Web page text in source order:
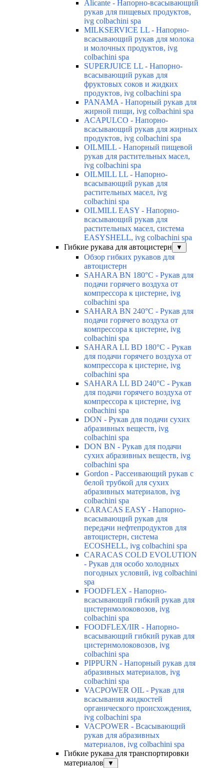
Alicante - Напорно-всасывающий
рукав для пищевых продуктов,
ivg colbachini spa
MILKSERVICE LL - Напорно-
всасывающий рукав для молока
и молочных продуктов, ivg
colbachini spa
SUPERJUICE LL - Напорно-
всасывающий рукав для
фруктовых соков и жидких
продуктов, ivg colbachini spa
PANAMA - Напорный рукав для
жирной пищи, ivg colbachini spa
ACAPULCO - Напорно-
всасывающий рукав для жирных
продуктов, ivg colbachini spa
OILMILL - Напорный пищевой
рукав для растительных масел,
ivg colbachini spa
OILMILL LL - Напорно-
всасывающий рукав для
растительных масел, ivg
colbachini spa
OILMILL EASY - Напорно-
всасывающий рукав для
растительных масел, система
EASYSHELL, ivg colbachini spa
Гибкие рукава для автоцистерн
▼
Обзор гибких рукавов для
автоцистерн
SAHARA BN 180°C - Рукав для
подачи горячего воздуха от
компрессора к цистерне, ivg
colbachini spa
SAHARA BN 240°C - Рукав для
подачи горячего воздуха от
компрессора к цистерне, ivg
colbachini spa
SAHARA LL BD 180°C - Рукав
для подачи горячего воздуха от
компрессора к цистерне, ivg
colbachini spa
SAHARA LL BD 240°C - Рукав
для подачи горячего воздуха от
компрессора к цистерне, ivg
colbachini spa
DON - Рукав для подачи сухих
абразивных веществ, ivg
colbachini spa
DON BN - Рукав для подачи
сухих абразивных веществ, ivg
colbachini spa
Gordon - Рассеивающий рукав с
белой трубкой для сухих
абразивных материалов, ivg
colbachini spa
CARACAS EASY - Напорно-
всасывающий рукав для
передачи нефтепродуктов для
автоцистерн, система
ECOSHELL, ivg colbachini spa
CARACAS COLD EVOLUTION
- Рукав для особо холодных
погодных условий, ivg colbachini
spa
FOODFLEX - Напорно-
всасывающий гибкий рукав для
цистернмолоковозов, ivg
colbachini spa
FOODFLEX/IIR - Напорно-
всасывающий гибкий рукав для
цистернмолоковозов, ivg
colbachini spa
PIPPURN - Напорный рукав для
абразивных материалов, ivg
colbachini spa
VACPOWER OIL - Рукав для
всасывания жидкостей
органического происхождения,
ivg colbachini spa
VACPOWER - Всасывающий
рукав для абразивных
материалов, ivg colbachini spa
Гибкие рукава для транспортировки
материалов
▼